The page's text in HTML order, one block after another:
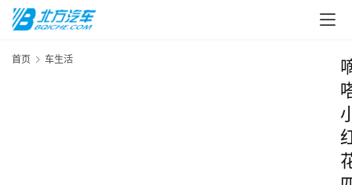
首页 车生活